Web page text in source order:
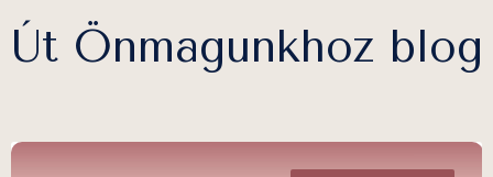
Út Önmagunkhoz blog